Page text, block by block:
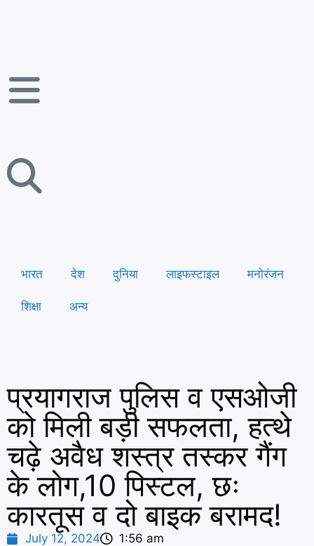
भारत देश दुनिया लाइफस्टाइल मनोरंजन
शिक्षा अन्य
प्रयागराज पुलिस व एसओजी
को मिली बड़ी सफलता, हत्थे
चढ़े अवैध शस्त्र तस्कर गैंग
के लोग,10 पिस्टल, छः
कारतूस व दो बाइक बरामद!
July 12, 2024 1:56 am